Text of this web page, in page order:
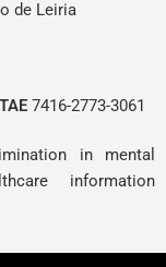
de Leiria
7416-2773-3061
in mental
information